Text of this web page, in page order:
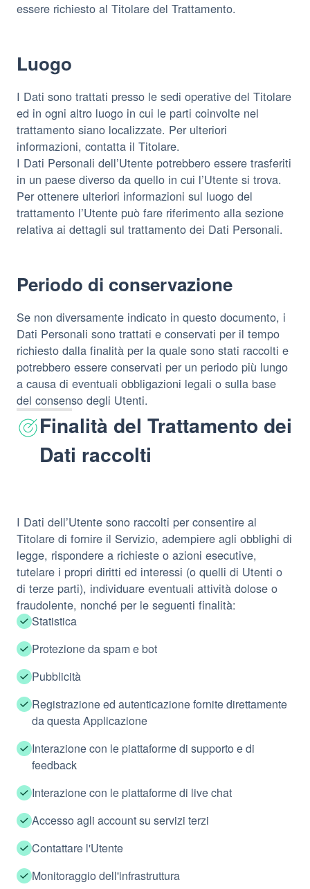
essere richiesto al Titolare del Trattamento.
Luogo
I Dati sono trattati presso le sedi operative del Titolare
ed in ogni altro luogo in cui le parti coinvolte nel
trattamento siano localizzate. Per ulteriori
informazioni, contatta il Titolare.
I Dati Personali dell’Utente potrebbero essere trasferiti
in un paese diverso da quello in cui l’Utente si trova.
Per ottenere ulteriori informazioni sul luogo del
trattamento l’Utente può fare riferimento alla sezione
relativa ai dettagli sul trattamento dei Dati Personali.
Periodo di conservazione
Se non diversamente indicato in questo documento, i
Dati Personali sono trattati e conservati per il tempo
richiesto dalla finalità per la quale sono stati raccolti e
potrebbero essere conservati per un periodo più lungo
a causa di eventuali obbligazioni legali o sulla base
del consenso degli Utenti.
Finalità del Trattamento dei
Dati raccolti
I Dati dell’Utente sono raccolti per consentire al
Titolare di fornire il Servizio, adempiere agli obblighi di
legge, rispondere a richieste o azioni esecutive,
tutelare i propri diritti ed interessi (o quelli di Utenti o
di terze parti), individuare eventuali attività dolose o
fraudolente, nonché per le seguenti finalità:
Statistica
Protezione da spam e bot
Pubblicità
Registrazione ed autenticazione fornite direttamente
da questa Applicazione
Interazione con le piattaforme di supporto e di
feedback
Interazione con le piattaforme di live chat
Accesso agli account su servizi terzi
Contattare l'Utente
Monitoraggio dell'infrastruttura